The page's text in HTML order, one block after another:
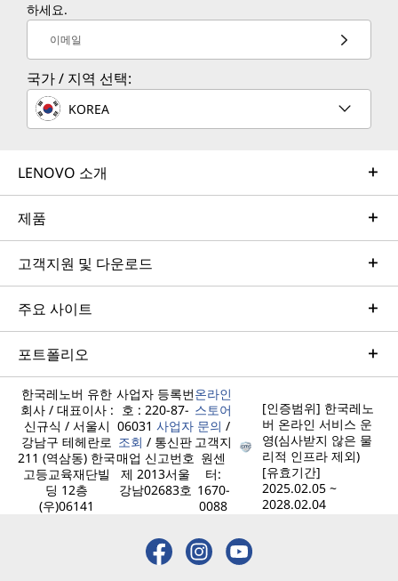
하세요.
이메일
국가 / 지역 선택:
KOREA
LENOVO 소개
제품
고객지원 및 다운로드
주요 사이트
포트폴리오
한국레노버 유한
회사 / 대표이사 :
신규식 / 서울시
강남구 테헤란로
211 (역삼동) 한국
고등교육재단빌
딩 12층
(우)06141
사업자 등록번
호 : 220-87-
06031 사업자
조회 / 통신판
매업 신고번호
제 2013서울
강남02683호
온라인
스토어
문의 /
고객지
원센
터:
1670-
0088
[인증범위] 한국레노
버 온라인 서비스 운
영(심사받지 않은 물
리적 인프라 제외)
[유효기간]
2025.02.05 ~
2028.02.04